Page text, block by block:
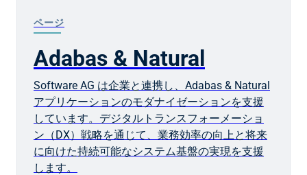
ページ
Adabas & Natural
Software AG は企業と連携し、Adabas & Natural
アプリケーションのモダナイゼーションを支援
しています。デジタルトランスフォーメーショ
ン（DX）戦略を通じて、業務効率の向上と将来
に向けた持続可能なシステム基盤の実現を支援
します。